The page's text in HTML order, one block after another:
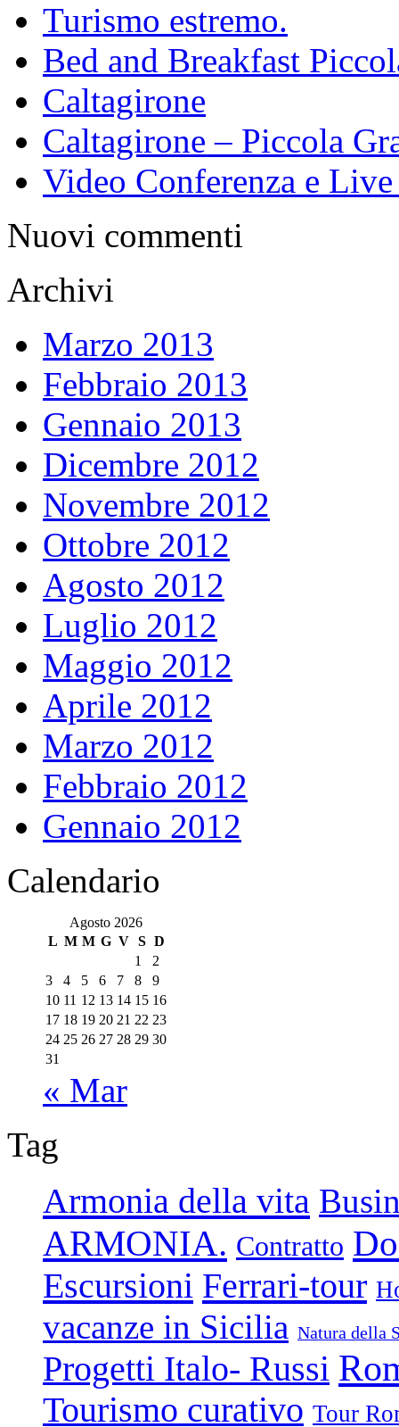
Turismo estremo.
Bed and Breakfast
Caltagirone
Caltagirone – Piccola
Video Conferenza e
Nuovi commenti
Archivi
Marzo 2013
Febbraio 2013
Gennaio 2013
Dicembre 2012
Novembre 2012
Ottobre 2012
Agosto 2012
Luglio 2012
Maggio 2012
Aprile 2012
Marzo 2012
Febbraio 2012
Gennaio 2012
Calendario
Agosto 2026
L M M G V S D
1
2
3
4 5 6 7 8
9
10 11 12 13 14 15 16
17 18 19 20 21 22 23
24 25 26 27 28 29 30
31
« Mar
Tag
Armonia della vita
ARMONIA. Contratto
Escursioni Ferrari-tour
vacanze in Sicilia Natura della
Progetti Italo- Russi
Tourismo curativo Tour